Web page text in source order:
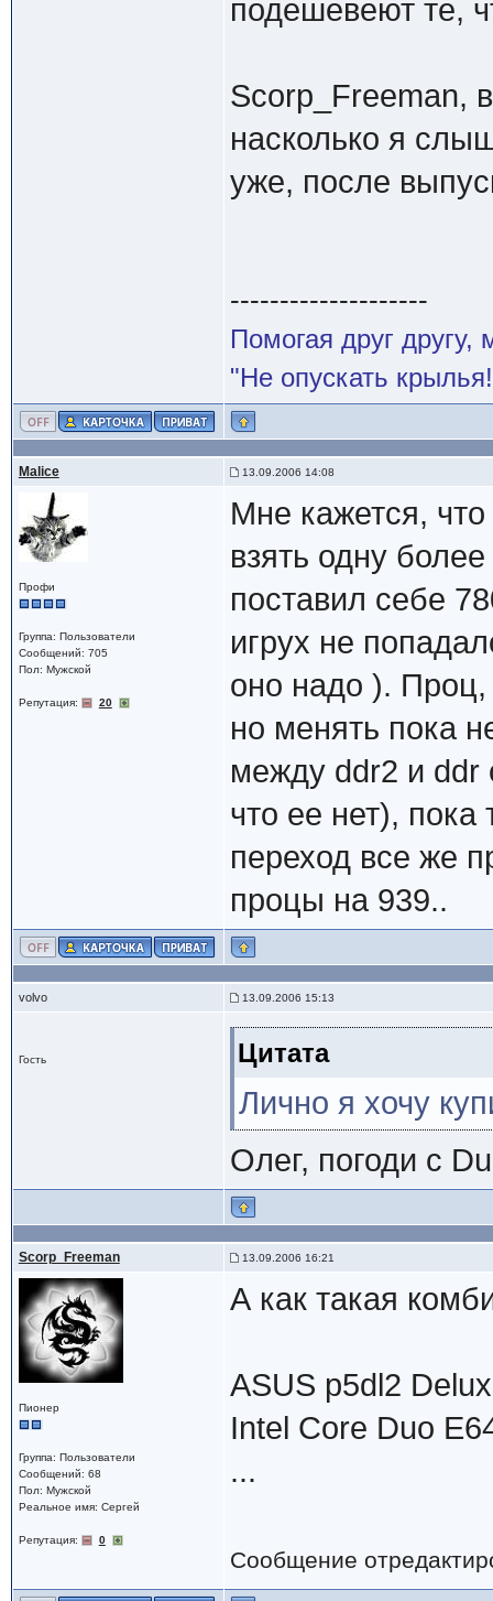
подешевеют те,
Scorp_Freeman,
насколько я
уже, после
--------------------
Помогая друг
"Не опускать
Malice 13.09.2006 14:08
Профи
Группа: Пользователи
Сообщений: 705
Пол: Мужской
Репутация: 20
Мне кажется,
взять одну
поставил себе
игрух не
оно надо ). Проц,
но менять пока
между ddr2 и ddr
что ее нет),
переход все же
процы на 939..
volvo 13.09.2006 15:13
Гость Цитата
Лично я хочу
Олег, погоди с
Scorp_Freeman 13.09.2006 16:21
Пионер
Группа: Пользователи
Сообщений: 68
Пол: Мужской
Реальное имя: Сергей
Репутация: 0
А как такая
ASUS p5dl2
Intel Core Duo
...
Сообщение